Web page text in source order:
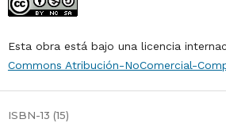
Esta obra está bajo una licencia
Commons Atribución-NoComercial-
ISBN-13 (15)